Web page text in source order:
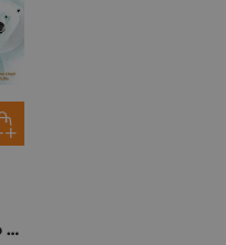
Człekozwierz. Co nas łączy ze zwierzętami?